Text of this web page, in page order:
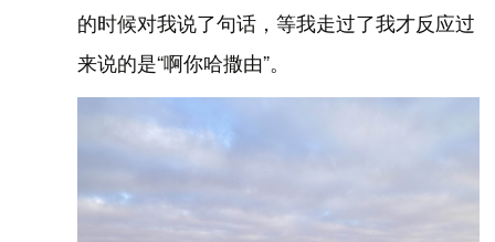
的时候对我说了句话，等我走过了我才反应过
来说的是“啊你哈撒由”。